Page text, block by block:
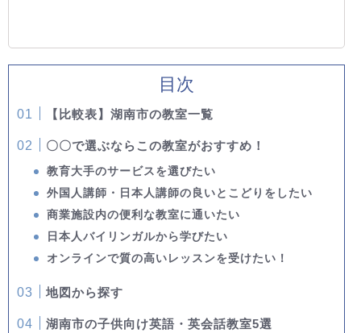
目次
【比較表】湖南市の教室一覧
〇〇で選ぶならこの教室がおすすめ！
教育大手のサービスを選びたい
外国人講師・日本人講師の良いとこどりをしたい
商業施設内の便利な教室に通いたい
日本人バイリンガルから学びたい
オンラインで質の高いレッスンを受けたい！
地図から探す
湖南市の子供向け英語・英会話教室5選